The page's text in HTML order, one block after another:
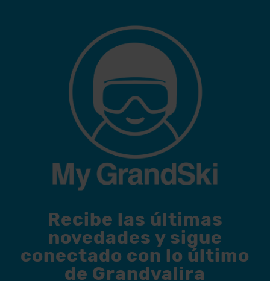
Recibe las últimas
novedades y sigue
conectado con lo último
de Grandvalira